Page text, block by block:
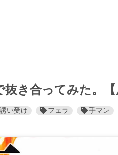
抜き合ってみた。
誘い受け フェラ 手マン